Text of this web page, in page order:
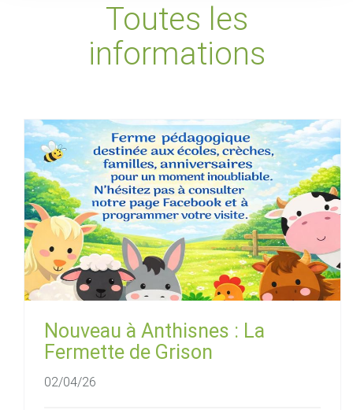
Toutes les
informations
Nouveau à Anthisnes : La
Fermette de Grison
02/04/26